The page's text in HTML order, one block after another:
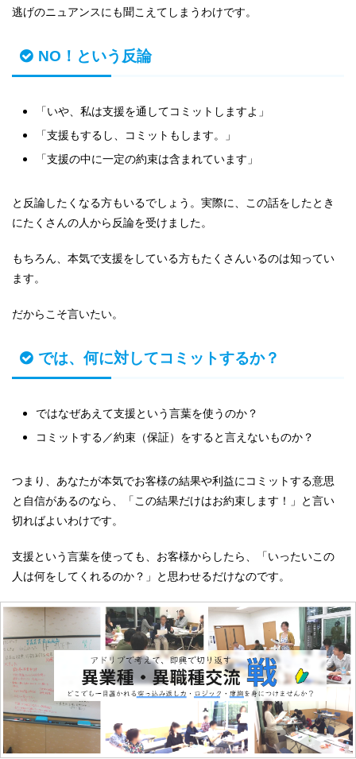
逃げのニュアンスにも聞こえてしまうわけです。
NO！という反論
「いや、私は支援を通してコミットしますよ」
「支援もするし、コミットもします。」
「支援の中に一定の約束は含まれています」
と反論したくなる方もいるでしょう。実際に、この話をしたとき
にたくさんの人から反論を受けました。
もちろん、本気で支援をしている方もたくさんいるのは知ってい
ます。
だからこそ言いたい。
では、何に対してコミットするか？
ではなぜあえて支援という言葉を使うのか？
コミットする／約束（保証）をすると言えないものか？
つまり、あなたが本気でお客様の結果や利益にコミットする意思
と自信があるのなら、「この結果だけはお約束します！」と言い
切ればよいわけです。
支援という言葉を使っても、お客様からしたら、「いったいこの
人は何をしてくれるのか？」と思わせるだけなのです。